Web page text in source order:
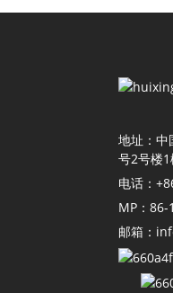
地址：中
号2号楼
电话：
MP：
邮箱：